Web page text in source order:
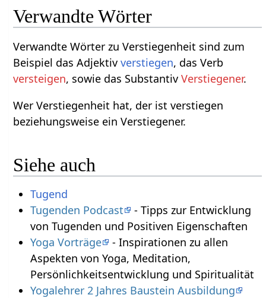
Verwandte Wörter
Verwandte Wörter zu Verstiegenheit sind zum
Beispiel das Adjektivverstiegen, das Verb
versteigen, sowie das SubstantivVerstiegener.
Wer Verstiegenheit hat, der ist verstiegen
beziehungsweise ein Verstiegener.
Siehe auch
Tugend
Tugenden Podcast
- Tipps zur Entwicklung
von Tugenden und Positiven Eigenschaften
Yoga Vorträge
- Inspirationen zu allen
Aspekten von Yoga, Meditation,
Persönlichkeitsentwicklung und Spiritualität
Yogalehrer 2 Jahres Baustein Ausbildung